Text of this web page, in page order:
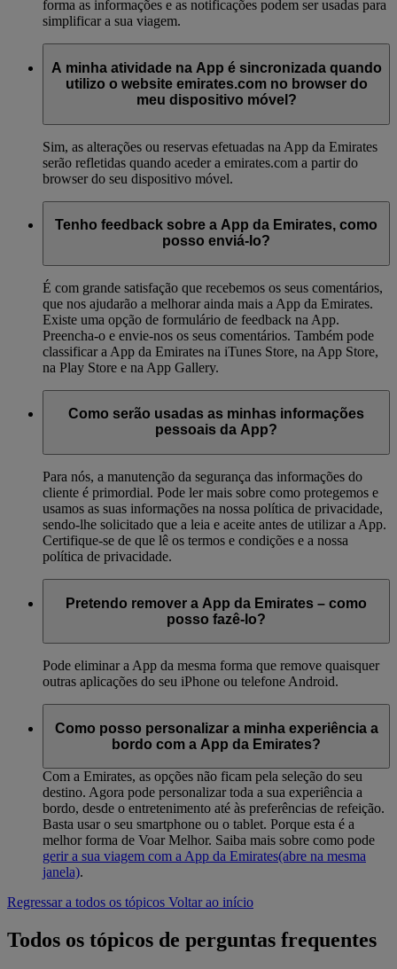
forma as informações e as notificações podem ser usadas para
simplificar a sua viagem.
A minha atividade na App é sincronizada quando
utilizo o website emirates.com no browser do
meu dispositivo móvel?
Sim, as alterações ou reservas efetuadas na App da Emirates
serão refletidas quando aceder a emirates.com a partir do
browser do seu dispositivo móvel.
Tenho feedback sobre a App da Emirates, como
posso enviá-lo?
É com grande satisfação que recebemos os seus comentários,
que nos ajudarão a melhorar ainda mais a App da Emirates.
Existe uma opção de formulário de feedback na App.
Preencha-o e envie-nos os seus comentários. Também pode
classificar a App da Emirates na iTunes Store, na App Store,
na Play Store e na App Gallery.
Como serão usadas as minhas informações
pessoais da App?
Para nós, a manutenção da segurança das informações do
cliente é primordial. Pode ler mais sobre como protegemos e
usamos as suas informações na nossa política de privacidade,
sendo-lhe solicitado que a leia e aceite antes de utilizar a App.
Certifique-se de que lê os termos e condições e a nossa
política de privacidade.
Pretendo remover a App da Emirates – como
posso fazê-lo?
Pode eliminar a App da mesma forma que remove quaisquer
outras aplicações do seu iPhone ou telefone Android.
Como posso personalizar a minha experiência a
bordo com a App da Emirates?
Com a Emirates, as opções não ficam pela seleção do seu
destino. Agora pode personalizar toda a sua experiência a
bordo, desde o entretenimento até às preferências de refeição.
Basta usar o seu smartphone ou o tablet. Porque esta é a
melhor forma de Voar Melhor. Saiba mais sobre como pode
gerir a sua viagem com a App da Emirates(abre na mesma
janela).
Regressar a todos os tópicos Voltar ao início
Todos os tópicos de perguntas frequentes